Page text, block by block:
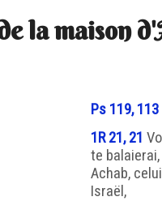
la maison
Ps 119, 113
1R 21, 21
te
Achab,
Israël,